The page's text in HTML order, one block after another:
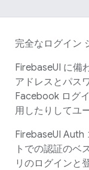
完全なログイン
FirebaseUI に備
アドレスとパス
Facebook ログ
用したりしてユ
FirebaseUI Auth
トでの認証のベ
リのログインと